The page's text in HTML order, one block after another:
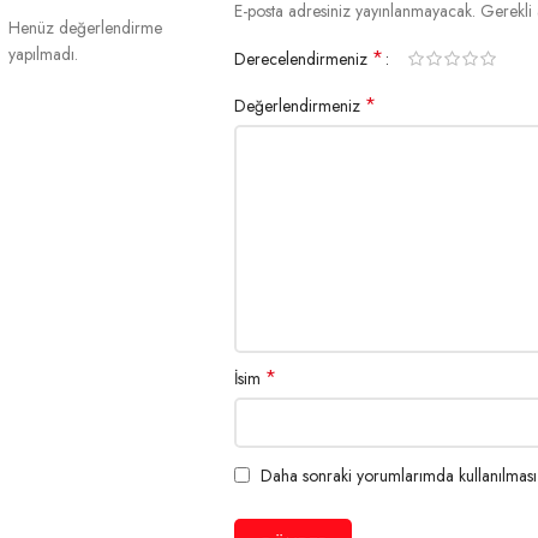
Materyal
3 metreden betona birden fazla düşmeye
Güç Yönetimi özellikleri
Henüz değerlendirme
yapılmadı.
E-posta adresiniz yayınlanmayacak. Gerekli
Derecelendirmeniz *
Değerlendirmeniz *
İsim *
Daha sonraki yorumlarımda